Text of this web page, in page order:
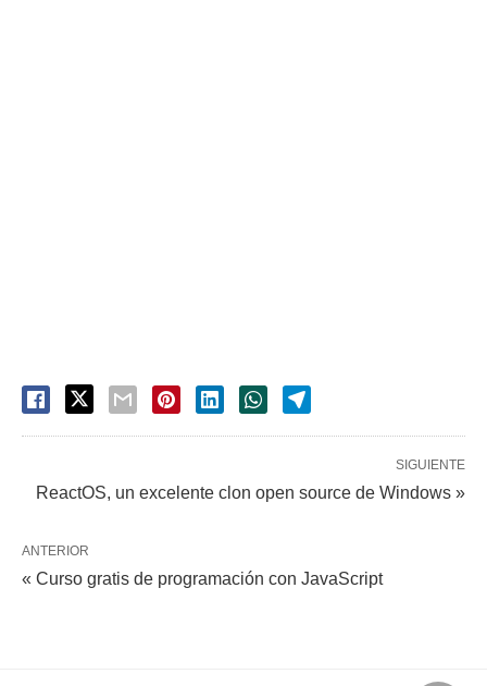
SIGUIENTE
ReactOS, un excelente clon open source de Windows »
ANTERIOR
« Curso gratis de programación con JavaScript